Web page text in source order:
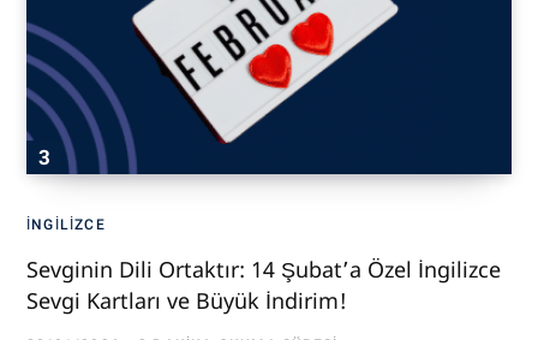
İNGILIZCE
Sevginin Dili Ortaktır: 14 Şubat’a Özel İngilizce
Sevgi Kartları ve Büyük İndirim!